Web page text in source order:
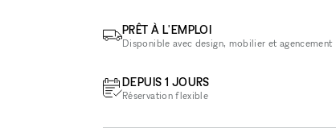
PRÊT À L'EMPLOI
Disponible avec design, mobilier et agencement
DEPUIS 1 JOURS
Réservation flexible